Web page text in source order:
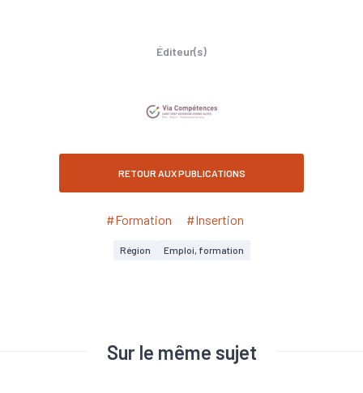
Éditeur(s)
RETOUR AUX PUBLICATIONS
#Formation #Insertion
Région Emploi, formation
Sur le même sujet